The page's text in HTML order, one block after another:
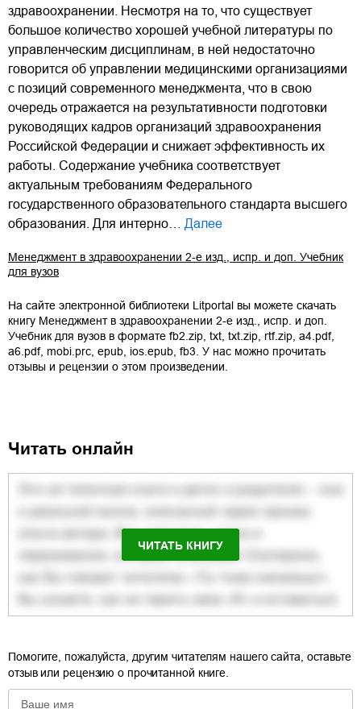
здравоохранении. Несмотря на то, что существует
большое количество хорошей учебной литературы по
управленческим дисциплинам, в ней недостаточно
говорится об управлении медицинскими организациями
с позиций современного менеджмента, что в свою
очередь отражается на результативности подготовки
руководящих кадров организаций здравоохранения
Российской Федерации и снижает эффективность их
работы. Содержание учебника соответствует
актуальным требованиям Федерального
государственного образовательного стандарта высшего
образования. Для интерно…
Далее
Менеджмент в здравоохранении 2-е изд., испр. и доп. Учебник
для вузов
На сайте электронной библиотеки Litportal вы можете скачать
книгу Менеджмент в здравоохранении 2-е изд., испр. и доп.
Учебник для вузов в формате fb2.zip, txt, txt.zip, rtf.zip, a4.pdf,
a6.pdf, mobi.prc, epub, ios.epub, fb3. У нас можно прочитать
отзывы и рецензии о этом произведении.
Читать онлайн
ЧИТАТЬ КНИГУ
Помогите, пожалуйста, другим читателям нашего сайта, оставьте
отзыв или рецензию о прочитанной книге.